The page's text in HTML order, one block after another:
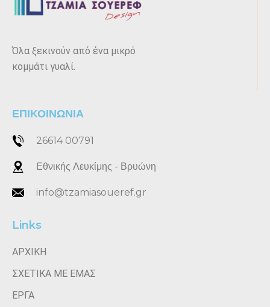
Όλα ξεκινούν από ένα μικρό
κομμάτι γυαλί.
ΕΠΙΚΟΙΝΩΝΙΑ
26614 00791
Εθνικής Λευκίμης - Βρυώνη
info@tzamiasoueref.gr
Links
ΑΡΧΙΚΗ
ΣΧΕΤΙΚΑ ΜΕ ΕΜΑΣ
ΕΡΓΑ